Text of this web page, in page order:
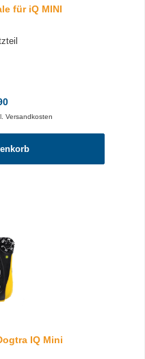
für iQ MINI
Preis:
Versandkosten
IQ Mini